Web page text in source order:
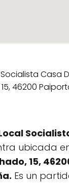
ubicada
15,
Es un